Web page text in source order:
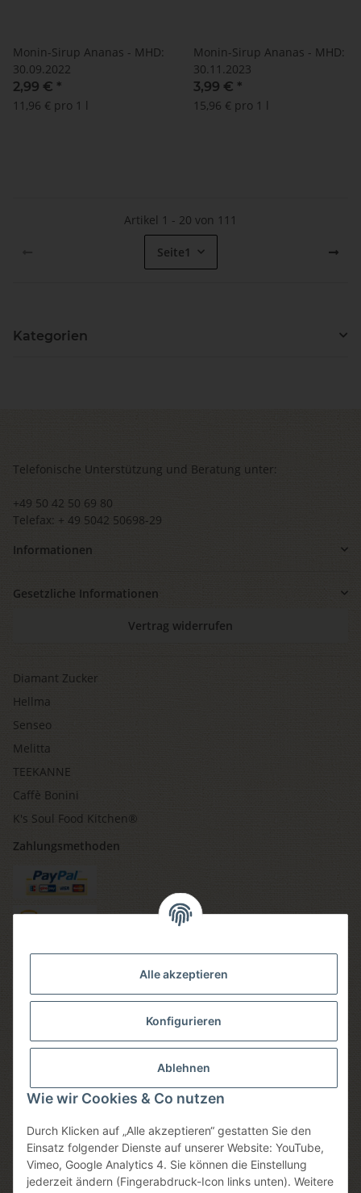
Alle akzeptieren
Konfigurieren
Ablehnen
Wie wir Cookies & Co nutzen
Durch Klicken auf „Alle akzeptieren“ gestatten Sie den
Einsatz folgender Dienste auf unserer Website: YouTube,
Vimeo, Google Analytics 4. Sie können die Einstellung
jederzeit ändern (Fingerabdruck-Icon links unten). Weitere
Monin-Sirup Ananas - MHD:
30.09.2022
2,99 € *
11,96 € pro 1 l
Monin-Sirup Ananas - MHD:
30.11.2023
3,99 € *
15,96 € pro 1 l
Artikel 1 - 20 von 111
Seite1
Kategorien
Telefonische Unterstützung und Beratung unter:
+49 50 42 50 69 80
Telefax: + 49 5042 50698-29
Informationen
Gesetzliche Informationen
Vertrag widerrufen
Diamant Zucker
Hellma
Senseo
Melitta
TEEKANNE
Caffè Bonini
K's Soul Food Kitchen®
Zahlungsmethoden
Versandmethoden
Sicheres einkaufen